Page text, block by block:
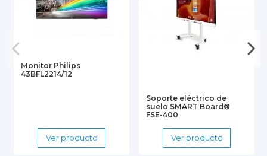
Monitor Philips
43BFL2214/12
Ver producto
Soporte eléctrico de
suelo SMART Board®
FSE-400
Ver producto